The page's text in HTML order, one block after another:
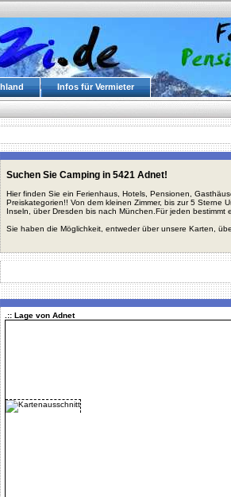
Infos für Vermieter
Suchen Sie Camping in 5421 Adnet!
Hier finden Sie ein Ferienhaus, Hotels, Pensionen,
Preiskategorien!! Von dem kleinen Zimmer, bis zur 5 Sterne
Inseln, über Dresden bis nach München.Für jeden bestimmt
Sie haben die Möglichkeit, entweder über unsere Karten,
.:: Lage von Adnet